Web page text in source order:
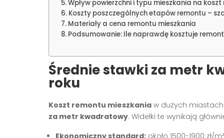
Wpływ powierzchni i typu mieszkania na koszt
Koszty poszczególnych etapów remontu –
Materiały a cena remontu mieszkania
Podsumowanie: Ile naprawdę kosztuje
Średnie stawki za metr
roku
Koszt remontu mieszkania w dużych
za metr kwadratowy. Widełki te wynikają